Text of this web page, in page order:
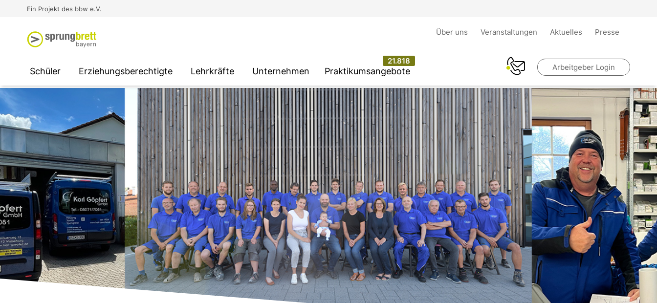
Ein Projekt des bbw e.V.
Über uns Veranstaltungen Aktuelles Presse
Schüler
SOCIAL MEDIA
Erziehungsberechtigte
SOCIAL MEDIA
Lehrkräfte
SOCIAL MEDIA
Unternehmen
Unternehmen
Praktikumsangebote
21.818
Arbeitgeber Login